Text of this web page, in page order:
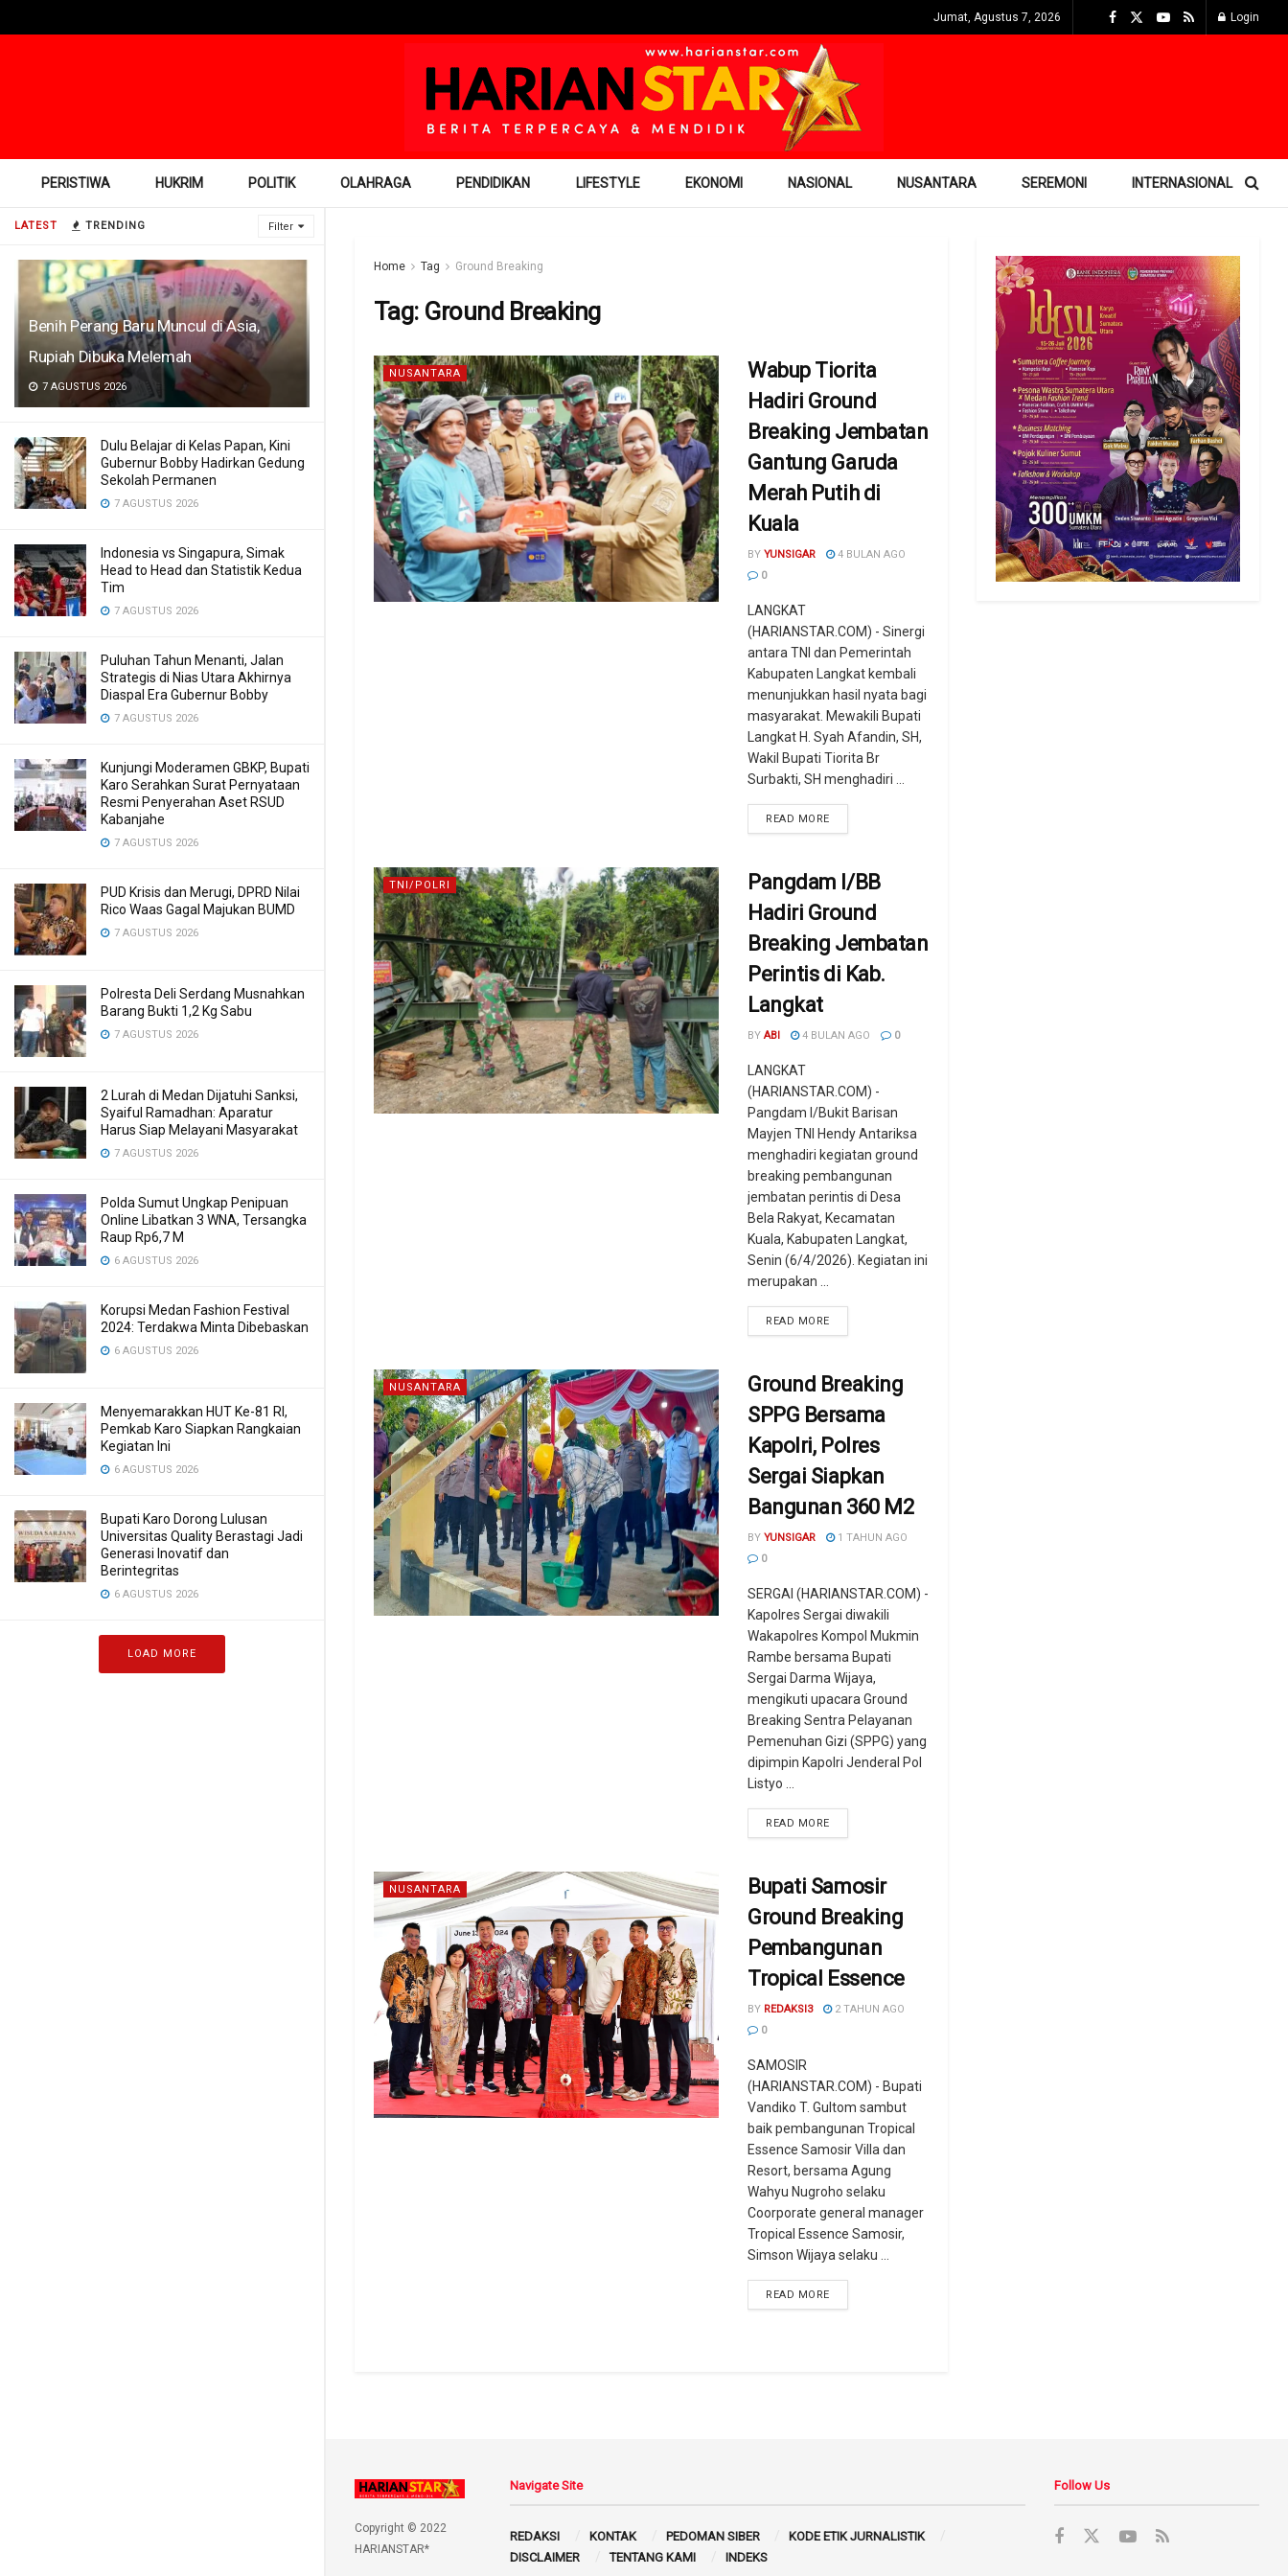
LATEST TRENDING Filter
Benih Perang Baru Muncul di Asia,
Rupiah Dibuka Melemah
7 AGUSTUS 2026
Dulu Belajar di Kelas Papan, Kini
Gubernur Bobby Hadirkan Gedung
Sekolah Permanen
7 AGUSTUS 2026
Indonesia vs Singapura, Simak
Head to Head dan Statistik Kedua
Tim
7 AGUSTUS 2026
Puluhan Tahun Menanti, Jalan
Strategis di Nias Utara Akhirnya
Diaspal Era Gubernur Bobby
7 AGUSTUS 2026
Kunjungi Moderamen GBKP, Bupati
Karo Serahkan Surat Pernyataan
Resmi Penyerahan Aset RSUD
Kabanjahe
7 AGUSTUS 2026
PUD Krisis dan Merugi, DPRD Nilai
Rico Waas Gagal Majukan BUMD
7 AGUSTUS 2026
Polresta Deli Serdang Musnahkan
Barang Bukti 1,2 Kg Sabu
7 AGUSTUS 2026
2 Lurah di Medan Dijatuhi Sanksi,
Syaiful Ramadhan: Aparatur
Harus Siap Melayani Masyarakat
7 AGUSTUS 2026
Polda Sumut Ungkap Penipuan
Online Libatkan 3 WNA, Tersangka
Raup Rp6,7 M
6 AGUSTUS 2026
Korupsi Medan Fashion Festival
2024: Terdakwa Minta Dibebaskan
6 AGUSTUS 2026
Menyemarakkan HUT Ke-81 RI,
Pemkab Karo Siapkan Rangkaian
Kegiatan Ini
6 AGUSTUS 2026
Bupati Karo Dorong Lulusan
Universitas Quality Berastagi Jadi
Generasi Inovatif dan
Berintegritas
6 AGUSTUS 2026
LOAD MORE
Jumat, Agustus 7, 2026 Login
PERISTIWA HUKRIM POLITIK OLAHRAGA PENDIDIKAN LIFESTYLE EKONOMI NASIONAL NUSANTARA SEREMONI INTERNASIONAL
Home Tag Ground Breaking
Tag: Ground Breaking
NUSANTARA
Wabup Tiorita
Hadiri Ground
Breaking Jembatan
Gantung Garuda
Merah Putih di
Kuala
BY YUNSIGAR
4 BULAN AGO
0
LANGKAT
(HARIANSTAR.COM) - Sinergi
antara TNI dan Pemerintah
Kabupaten Langkat kembali
menunjukkan hasil nyata bagi
masyarakat. Mewakili Bupati
Langkat H. Syah Afandin, SH,
Wakil Bupati Tiorita Br
Surbakti, SH menghadiri ...
READ MORE
TNI/POLRI
Pangdam I/BB
Hadiri Ground
Breaking Jembatan
Perintis di Kab.
Langkat
BY ABI 4 BULAN AGO 0
LANGKAT
(HARIANSTAR.COM) -
Pangdam I/Bukit Barisan
Mayjen TNI Hendy Antariksa
menghadiri kegiatan ground
breaking pembangunan
jembatan perintis di Desa
Bela Rakyat, Kecamatan
Kuala, Kabupaten Langkat,
Senin (6/4/2026). Kegiatan ini
merupakan ...
READ MORE
NUSANTARA
Ground Breaking
SPPG Bersama
Kapolri, Polres
Sergai Siapkan
Bangunan 360 M2
BY YUNSIGAR
1 TAHUN AGO
0
SERGAI (HARIANSTAR.COM) -
Kapolres Sergai diwakili
Wakapolres Kompol Mukmin
Rambe bersama Bupati
Sergai Darma Wijaya,
mengikuti upacara Ground
Breaking Sentra Pelayanan
Pemenuhan Gizi (SPPG) yang
dipimpin Kapolri Jenderal Pol
Listyo ...
READ MORE
NUSANTARA
Bupati Samosir
Ground Breaking
Pembangunan
Tropical Essence
BY REDAKSI3
2 TAHUN AGO
0
SAMOSIR
(HARIANSTAR.COM) - Bupati
Vandiko T. Gultom sambut
baik pembangunan Tropical
Essence Samosir Villa dan
Resort, bersama Agung
Wahyu Nugroho selaku
Coorporate general manager
Tropical Essence Samosir,
Simson Wijaya selaku ...
READ MORE
Copyright © 2022
HARIANSTAR*
Navigate Site
REDAKSI KONTAK PEDOMAN SIBER
KODE ETIK JURNALISTIK
DISCLAIMER
TENTANG KAMI INDEKS
Follow Us